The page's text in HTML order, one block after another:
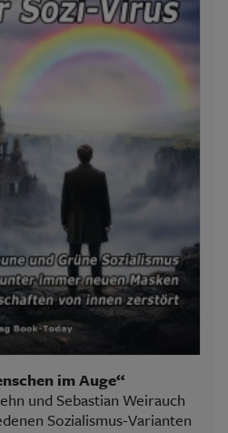
im Auge“
und Sebastian Weirauch
Sozialismus-Varianten